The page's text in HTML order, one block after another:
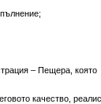
– Пещера, която
качество,